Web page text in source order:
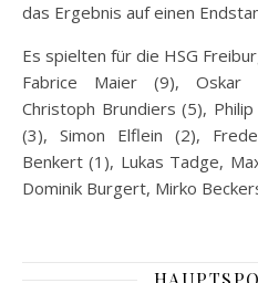
das Ergebnis auf einen
Es spielten für die HSG
Fabrice Maier (9), Oskar
Christoph Brundiers (5),
(3), Simon Elflein (2),
Benkert (1), Lukas Tadge,
Dominik Burgert, Mirko